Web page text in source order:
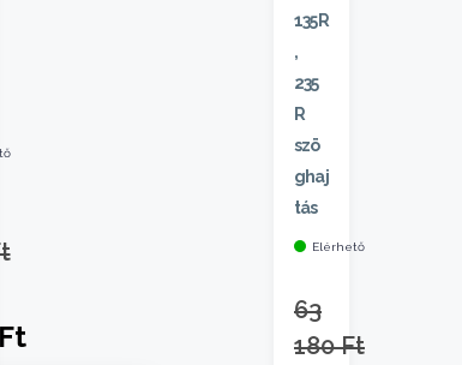
Ft
135R
,
235
R
szö
ghaj
tás
Elérhető
63
180Ft